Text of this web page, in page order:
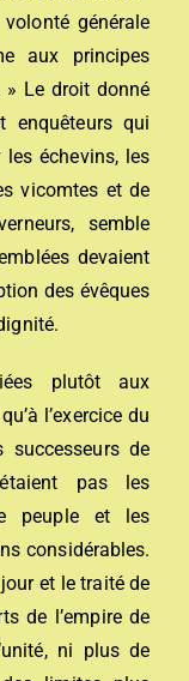
générale
aux principes
Le droit donné
enquêteurs qui
échevins, les
vicomtes et de
semble
devaient
des évêques
plutôt aux
l’exercice du
de
pas les
peuple et les
considérables.
et le traité de
de l’empire de
ni plus de